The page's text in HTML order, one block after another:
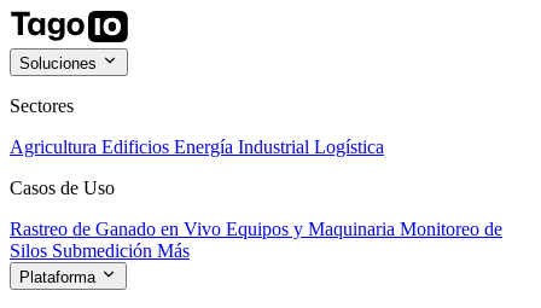
Soluciones
Sectores
Agricultura Edificios Energía Industrial Logística
Casos de Uso
Rastreo de Ganado en Vivo Equipos y Maquinaria Monitoreo de
Silos Submedición Más
Plataforma